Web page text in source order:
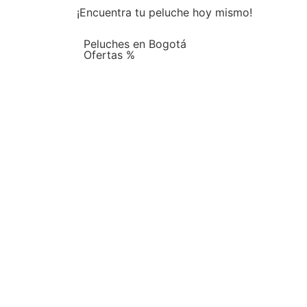
¡Encuentra tu peluche hoy mismo!
Peluches en Bogotá
Ofertas %